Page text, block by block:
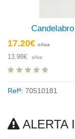
17.20€ c/iva
13.98€ s/iva
Refª: 70510181
ALERTA